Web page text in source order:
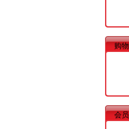
购
会